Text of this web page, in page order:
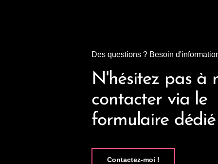
Des questions ? Besoin
N'hésitez pas à
contacter via le
formulaire dédié
Contactez-moi !